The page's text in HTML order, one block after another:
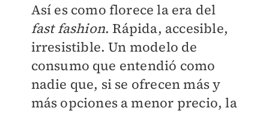
Así es como florece la era del
fastfashion. Rápida, accesible,
irresistible. Un modelo de
consumo que entendió como
nadie que, si se ofrecen más y
más opciones a menor precio, la